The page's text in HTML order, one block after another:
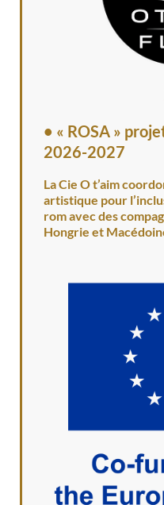
• « ROSA »
2026-2027
La Cie O t’aim
artistique pour
rom avec des
Hongrie et